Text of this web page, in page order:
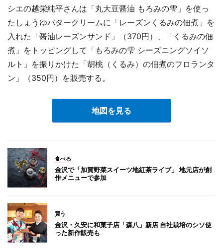
シエの越栄純平さんは「丸大豆醤油 もろみの雫」を使っ
たしょうゆバタークリームに「レーズンくるみの佃煮」を
入れた「醤油レーズンサンド」（370円）、「くるみの佃
煮」をトッピングして「もろみの雫 シーズニングソイソ
ルト」を振りかけた「胡桃（くるみ）の佃煮のフロランタ
ン」（350円）を販売する。
地図を見る
食べる
金沢で「加賀野菜スイーツ地紅茶ライブ」 地元店が創
作メニューで参加
買う
金沢・久安に和菓子店「森八」新店 自社栽培のシソ使
った新作販売も